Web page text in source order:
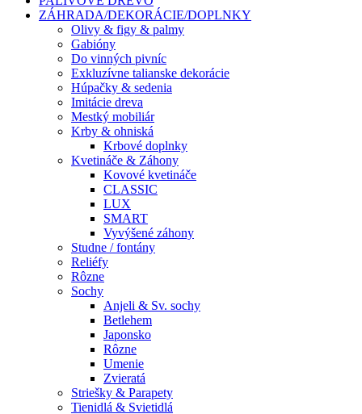
ZÁHRADA/DEKORÁCIE/DOPLNKY
Olivy & figy & palmy
Gabióny
Do vinných pivníc
Exkluzívne talianske dekorácie
Húpačky & sedenia
Imitácie dreva
Mestký mobiliár
Krby & ohniská
Krbové doplnky
Kvetináče & Záhony
Kovové kvetináče
CLASSIC
LUX
SMART
Vyvýšené záhony
Studne / fontány
Reliéfy
Rôzne
Sochy
Anjeli & Sv. sochy
Betlehem
Japonsko
Rôzne
Umenie
Zvieratá
Striešky & Parapety
Tienidlá & Svietidlá